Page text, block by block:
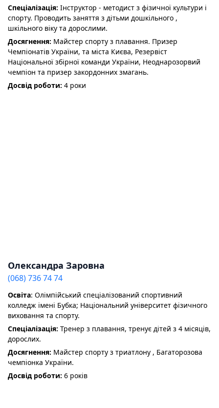
Спеціалізація: Інструктор - методист з фізичної культури і
спорту. Проводить заняття з дітьми дошкільного ,
шкільного віку та дорослими.
Досягнення: Майстер спорту з плавання. Призер
Чемпіонатів України, та міста Києва, Резервіст
Національної збірної команди України, Неоднарозорвий
чемпіон та призер закордонних змагань.
Досвід роботи: 4 роки
Олександра Заровна
(068) 736 74 74
Освіта: Олімпійський спеціалізований спортивний
колледж імені Бубка; Національний університет фізичного
виховання та спорту.
Спеціалізація: Тренер з плавання, тренує дітей з 4 місяців,
дорослих.
Досягнення: Майстер спорту з триатлону , Багаторозова
чемпіонка України.
Досвід роботи: 6 років